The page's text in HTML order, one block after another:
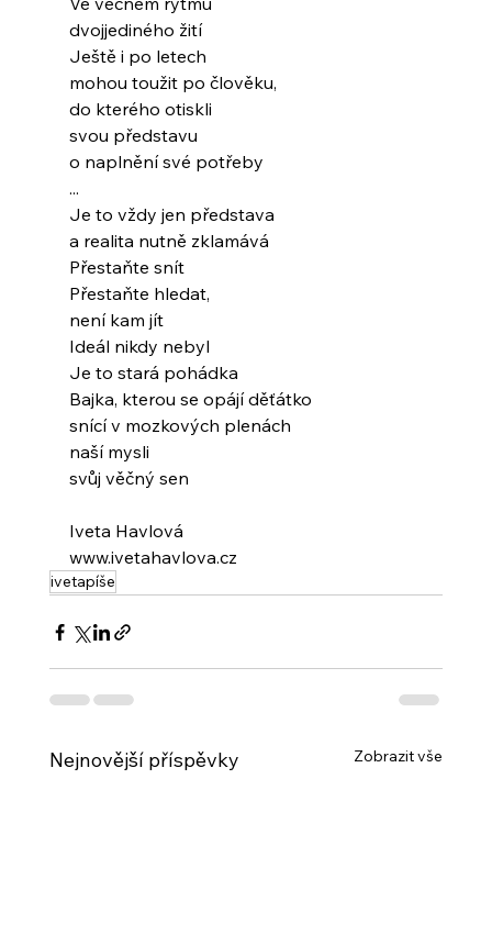
dvojjediného žití
Ještě i po letech
mohou toužit po člověku,
do kterého otiskli
svou představu
o naplnění své potřeby
...
Je to vždy jen představa
a realita nutně zklamává
Přestaňte snít
Přestaňte hledat,
není kam jít
Ideál nikdy nebyl
Je to stará pohádka
Bajka, kterou se opájí děťátko
snící v mozkových plenách
naší mysli
svůj věčný sen
Iveta Havlová
www.ivetahavlova.cz
ivetapíše
Nejnovější příspěvky Zobrazit vše